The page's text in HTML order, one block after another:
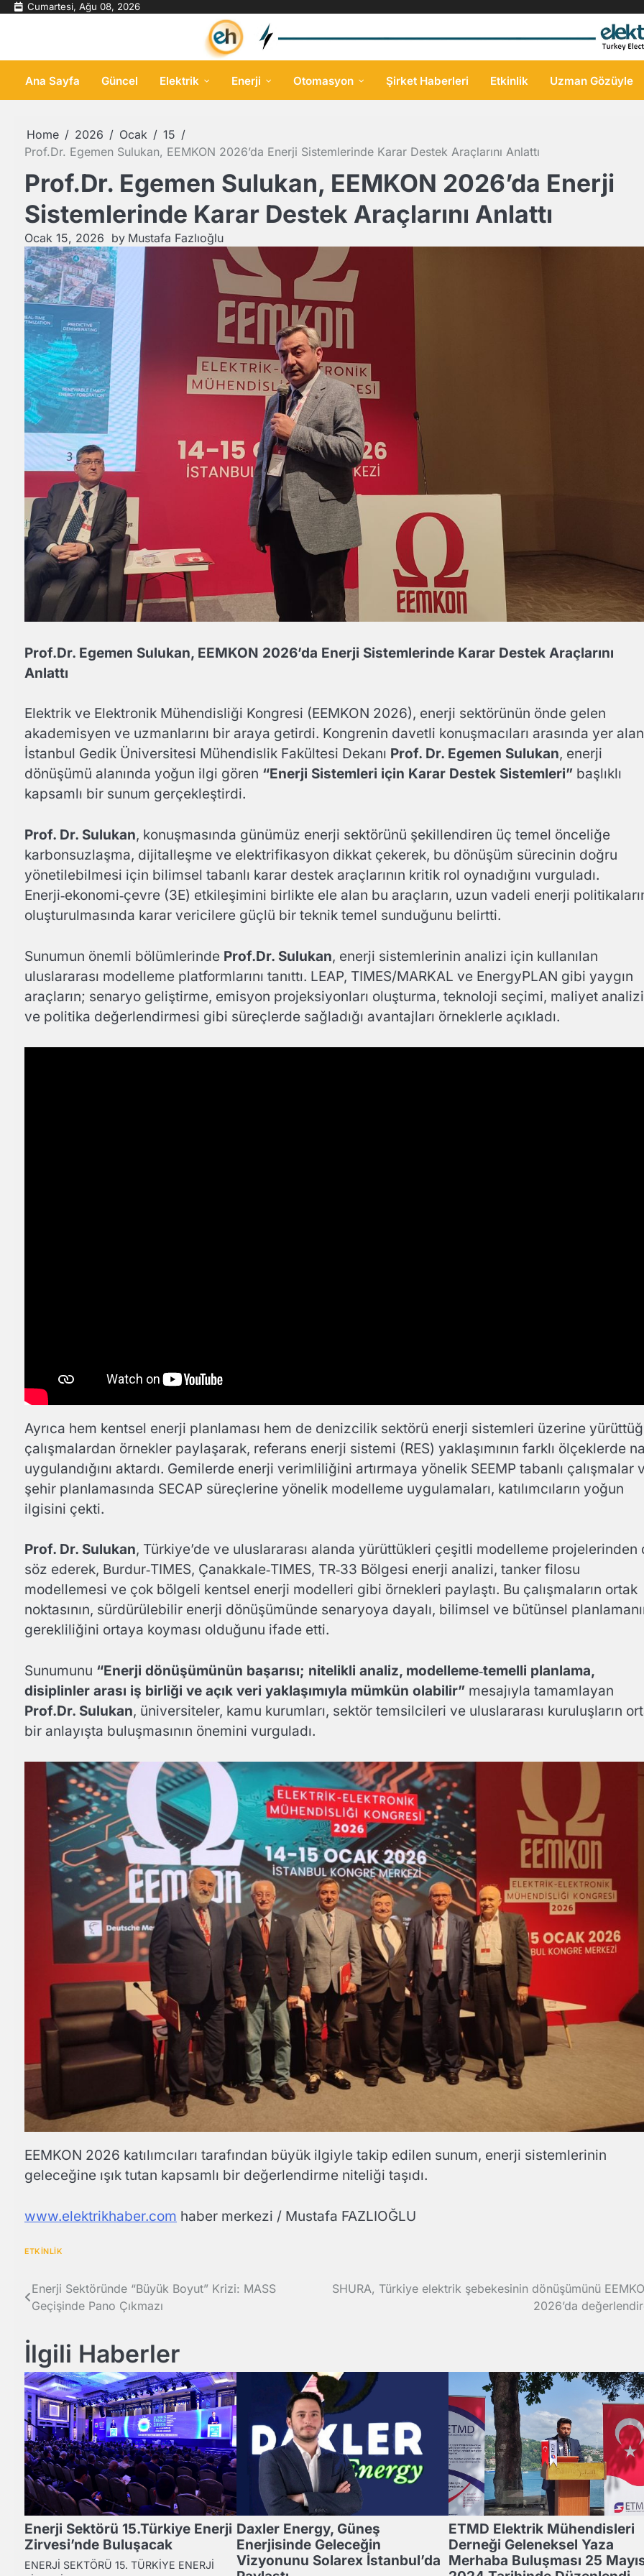
Skip Cumartesi, Ağu 08, 2026
Ana Sayfa Güncel Elektrik Enerji Otomasyon Şirket Haberleri Etkinlik Uzman Gözüyle
Home 2026 Ocak
15
Prof.Dr. Egemen Sulukan, EEMKON 2026’da Enerji Sistemlerinde Karar Destek Araçlarını Anlattı
Prof.Dr. Egemen Sulukan, EEMKON 2026’da Enerji
Sistemlerinde Karar Destek Araçlarını Anlattı
Ocak 15, 2026 by Mustafa Fazlıoğlu
Prof.Dr. Egemen Sulukan, EEMKON 2026’da Enerji Sistemlerinde Karar Destek Araçlarını
Anlattı
Elektrik ve Elektronik Mühendisliği Kongresi (EEMKON 2026), enerji sektörünün önde gelen
akademisyen ve uzmanlarını bir araya getirdi. Kongrenin davetli konuşmacıları arasında yer alan
İstanbul Gedik Üniversitesi Mühendislik Fakültesi Dekanı Prof. Dr. Egemen Sulukan, enerji
dönüşümü alanında yoğun ilgi gören “Enerji Sistemleri için Karar Destek Sistemleri” başlıklı
kapsamlı bir sunum gerçekleştirdi.
Prof. Dr. Sulukan, konuşmasında günümüz enerji sektörünü şekillendiren üç temel önceliğe
karbonsuzlaşma, dijitalleşme ve elektrifikasyon dikkat çekerek, bu dönüşüm sürecinin doğru
yönetilebilmesi için bilimsel tabanlı karar destek araçlarının kritik rol oynadığını vurguladı.
Enerji‑ekonomi‑çevre (3E) etkileşimini birlikte ele alan bu araçların, uzun vadeli enerji
oluşturulmasında karar vericilere güçlü bir teknik temel sunduğunu belirtti.
Sunumun önemli bölümlerinde Prof.Dr. Sulukan, enerji sistemlerinin analizi için kullanılan
uluslararası modelleme platformlarını tanıttı. LEAP, TIMES/MARKAL ve EnergyPLAN gibi yaygın
araçların; senaryo geliştirme, emisyon projeksiyonları oluşturma, teknoloji seçimi, maliyet analizi
ve politika değerlendirmesi gibi süreçlerde sağladığı avantajları örneklerle açıkladı.
Ayrıca hem kentsel enerji planlaması hem de denizcilik sektörü enerji sistemleri üzerine
çalışmalardan örnekler paylaşarak, referans enerji sistemi (RES) yaklaşımının farklı ölçeklerde
uygulandığını aktardı. Gemilerde enerji verimliliğini artırmaya yönelik SEEMP tabanlı çalışmalar
şehir planlamasında SECAP süreçlerine yönelik modelleme uygulamaları, katılımcıların yoğun
ilgisini çekti.
Prof. Dr. Sulukan, Türkiye’de ve uluslararası alanda yürüttükleri çeşitli modelleme projelerinden
söz ederek, Burdur‑TIMES, Çanakkale‑TIMES, TR‑33 Bölgesi enerji analizi, tanker filosu
modellemesi ve çok bölgeli kentsel enerji modelleri gibi örnekleri paylaştı. Bu çalışmaların ortak
noktasının, sürdürülebilir enerji dönüşümünde senaryoya dayalı, bilimsel ve bütünsel
gerekliliğini ortaya koyması olduğunu ifade etti.
Sunumunu “Enerji dönüşümünün başarısı; nitelikli analiz, modelleme‑temelli planlama,
disiplinler arası iş birliği ve açık veri yaklaşımıyla mümkün olabilir” mesajıyla tamamlayan
Prof.Dr. Sulukan, üniversiteler, kamu kurumları, sektör temsilcileri ve uluslararası kuruluşların
bir anlayışta buluşmasının önemini vurguladı.
EEMKON 2026 katılımcıları tarafından büyük ilgiyle takip edilen sunum, enerji sistemlerinin
geleceğine ışık tutan kapsamlı bir değerlendirme niteliği taşıdı.
www.elektrikhaber.com haber merkezi / Mustafa FAZLIOĞLU
ETKİNLİK
Yazı
gezinmesi
Enerji Sektöründe “Büyük Boyut” Krizi: MASS
Geçişinde Pano Çıkmazı
SHURA, Türkiye elektrik şebekesinin dönüşümünü
2026’da
İlgili Haberler
Enerji Sektörü 15.Türkiye Enerji
Zirvesi’nde Buluşacak
ENERJİ SEKTÖRÜ 15. TÜRKİYE ENERJİ
Daxler Energy, Güneş
Enerjisinde Geleceğin
Vizyonunu Solarex İstanbul’da
ETMD Elektrik Mühendisleri
Derneği Geleneksel Yaza
Merhaba Buluşması 25